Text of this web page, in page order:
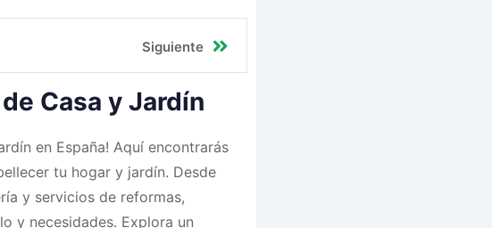
Siguiente
Casa y Jardín
en España! Aquí encontrarás
tu hogar y jardín. Desde
y servicios de reformas,
y necesidades. Explora un